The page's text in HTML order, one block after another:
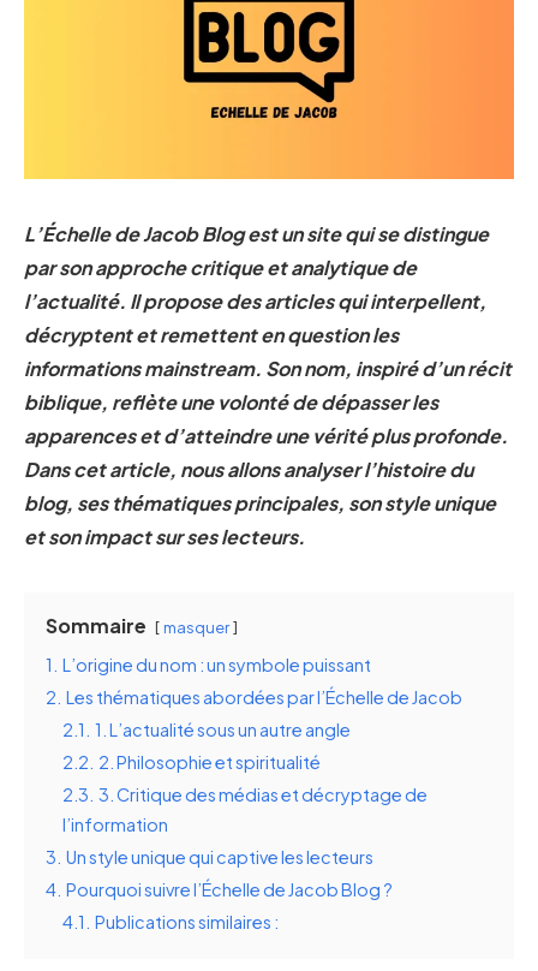
L’Échelle de Jacob Blog est un site qui se distingue
par son approche critique et analytique de
l’actualité. Il propose des articles qui interpellent,
décryptent et remettent en question les
informations mainstream. Son nom, inspiré d’un récit
biblique, reflète une volonté de dépasser les
apparences et d’atteindre une vérité plus profonde.
Dans cet article, nous allons analyser l’histoire du
blog, ses thématiques principales, son style unique
et son impact sur ses lecteurs.
Sommaire masquer
1. L’origine du nom : un symbole puissant
2. Les thématiques abordées par l’Échelle de Jacob
2.1. 1. L’actualité sous un autre angle
2.2. 2. Philosophie et spiritualité
2.3. 3. Critique des médias et décryptage de
l’information
3. Un style unique qui captive les lecteurs
4. Pourquoi suivre l’Échelle de Jacob Blog ?
4.1. Publications similaires :